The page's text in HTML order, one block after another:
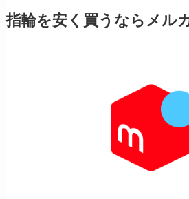
指輪を安く買うならメル